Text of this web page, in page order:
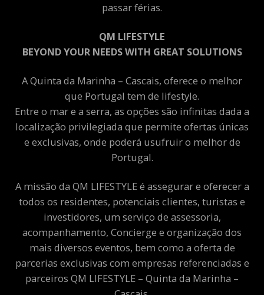
passar férias.
QM LIFESTYLE
BEYOND YOUR NEEDS WITH GREAT SOLUTIONS
A Quinta da Marinha – Cascais, oferece o melhor
que Portugal tem de lifestyle.
Entre o mar e a serra, as opções são infinitas dada a
localização privilegiada que permite ofertas únicas
e exclusivas, onde poderá usufruir o melhor de
Portugal.
A missão da QM LIFESTYLE é assegurar e oferecer a
todos os residentes, potenciais clientes, turistas e
investidores, um serviço de assessoria,
acompanhamento, Concierge e organização dos
mais diversos eventos, bem como a oferta de
parcerias exclusivas com empresas referenciadas e
parceiros QM LIFESTYLE – Quinta da Marinha –